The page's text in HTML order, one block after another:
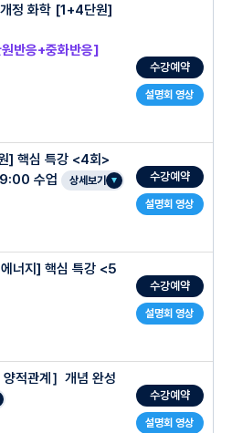
다 자료 종류 다름)
실
(기초체력 강화북)
확하고 상세한 실력 파악(상세 분석 자료 학부모
자료 종류 다름)
실
기초체력 강화북)
최적화된 실력 습득
정확한 실력 파악 후 추가 자료 제공 및 개인별
확하고 상세한 실력 파악(상세 분석 자료 학부모
다 자료 종류 다름)
실
(기초체력 강화북)
올리는 테스트를 분리 설계하여 흔들리지않게 관
제공
리닉
설명회 영상
개정 화학 [1+4단원]
반응+중화반응]
수강예약
운 학생
한 양적관계, 중화반응 문제 해석tip)
해서 빠르게 실전감각을 올리는 훈구샘만의 빠
자신감 UP!
설명회 영상
] 핵심 특강 <4회>
수업
상세보기 수강예약
문제풀이가 꼼꼼히 설명
설명회 영상
너지] 핵심 특강 <5
수강예약
설명회 영상
적관계］개념 완성
수강예약